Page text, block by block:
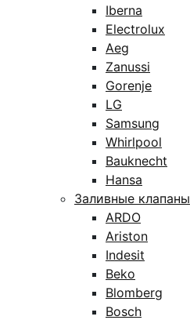
Iberna
Electrolux
Aeg
Zanussi
Gorenje
LG
Samsung
Whirlpool
Bauknecht
Hansa
Заливные клапаны
ARDO
Ariston
Indesit
Beko
Blomberg
Bosch